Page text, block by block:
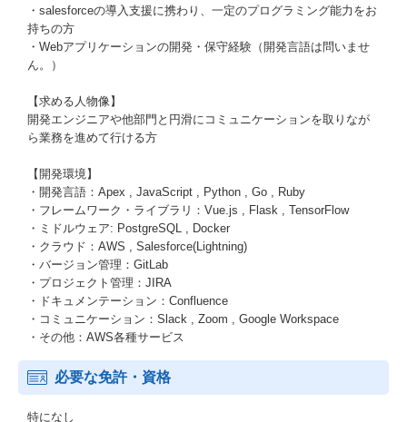
・salesforceの導入支援に携わり、一定のプログラミング能力をお
持ちの方
・Webアプリケーションの開発・保守経験（開発言語は問いませ
ん。）
【求める人物像】
開発エンジニアや他部門と円滑にコミュニケーションを取りなが
ら業務を進めて行ける方
【開発環境】
・開発言語：Apex , JavaScript , Python , Go , Ruby
・フレームワーク・ライブラリ：Vue.js , Flask , TensorFlow
・ミドルウェア: PostgreSQL , Docker
・クラウド：AWS , Salesforce(Lightning)
・バージョン管理：GitLab
・プロジェクト管理：JIRA
・ドキュメンテーション：Confluence
・コミュニケーション：Slack , Zoom , Google Workspace
・その他：AWS各種サービス
必要な免許・資格
特になし